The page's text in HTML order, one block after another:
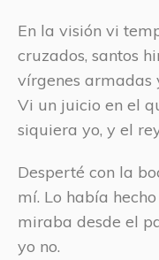
En la visión vi
cruzados, santos
vírgenes armadas
Vi un juicio en el
siquiera yo, y el
Desperté con la
mí. Lo había
miraba desde el
yo no.